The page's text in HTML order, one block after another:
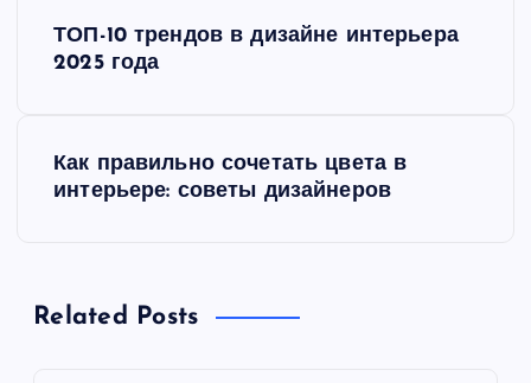
а
ТОП-10 трендов в дизайне интерьера
2025 года
Как правильно сочетать цвета в
интерьере: советы дизайнеров
Related Posts